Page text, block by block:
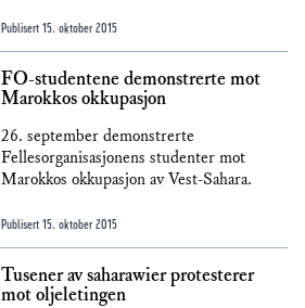
Publisert 15. oktober 2015
FO-studentene demonstrerte mot
Marokkos okkupasjon
26. september demonstrerte
Fellesorganisasjonens studenter mot
Marokkos okkupasjon av Vest-Sahara.
Publisert 15. oktober 2015
Tusener av saharawier protesterer
mot oljeletingen